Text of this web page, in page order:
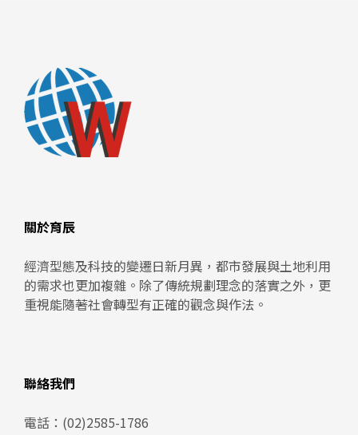
關於育辰
經濟型態及科技的變遷日新月異，都市發展與土地利用
的需求也更加複雜。除了傳統規劃理念的落實之外，更
重視能隨著社會轉型有正確的觀念與作法。
聯絡我們
電話： (02)2585-1786